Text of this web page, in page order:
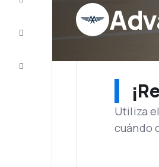
Atención
Utiliza
cuándo